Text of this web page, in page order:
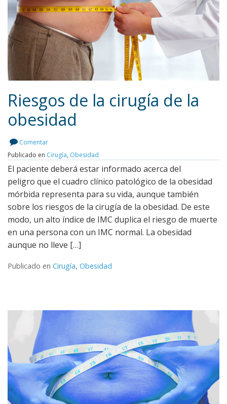
Riesgos de la cirugía de la
obesidad
Comentar
Publicado en Cirugía, Obesidad
El paciente deberá estar informado acerca del
peligro que el cuadro clínico patológico de la obesidad
mórbida representa para su vida, aunque también
sobre los riesgos de la cirugía de la obesidad. De este
modo, un alto índice de IMC duplica el riesgo de muerte
en una persona con un IMC normal. La obesidad
aunque no lleve […]
Publicado en Cirugía, Obesidad